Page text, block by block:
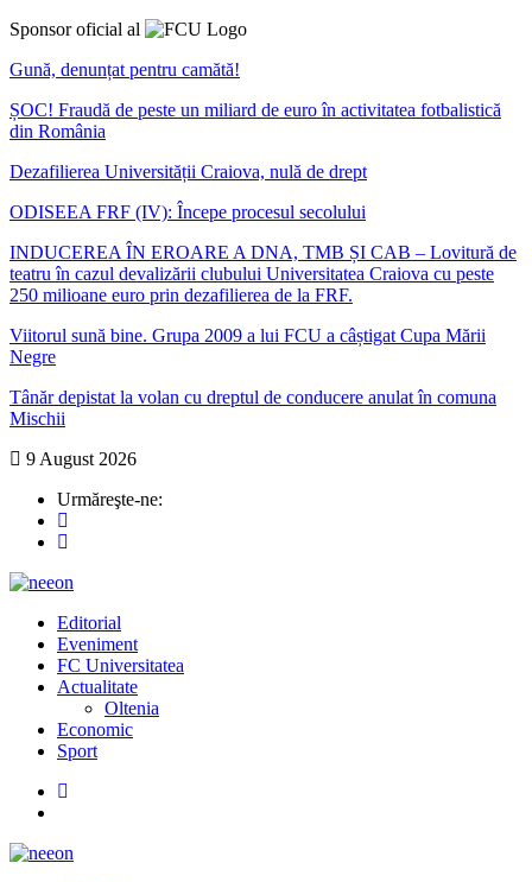
Sponsor oficial al
Gună, denunțat pentru camătă!
ȘOC! Fraudă de peste un miliard de euro în activitatea fotbalistică
din România
Dezafilierea Universității Craiova, nulă de drept
ODISEEA FRF (IV): Începe procesul secolului
INDUCEREA ÎN EROARE A DNA, TMB ȘI CAB – Lovitură de
teatru în cazul devalizării clubului Universitatea Craiova cu peste
250 milioane euro prin dezafilierea de la FRF.
Viitorul sună bine. Grupa 2009 a lui FCU a câștigat Cupa Mării
Negre
Tânăr depistat la volan cu dreptul de conducere anulat în comuna
Mischii
9 August 2026
Urmăreşte-ne:
Editorial
Eveniment
FC Universitatea
Actualitate
Oltenia
Economic
Sport